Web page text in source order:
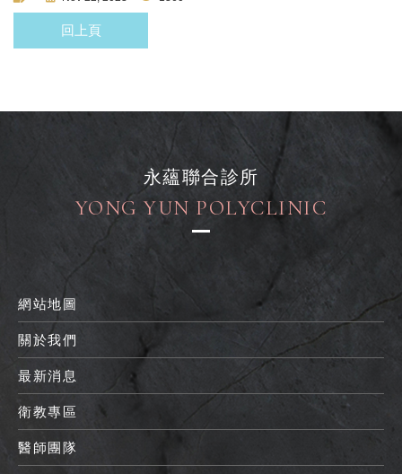
回上頁
永蘊聯合診所
YONG YUN POLYCLINIC
網站地圖
關於我們
最新消息
衛教專區
醫師團隊